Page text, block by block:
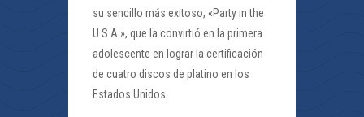
su sencillo más exitoso, «Party in the
U.S.A.», que la convirtió en la primera
adolescente en lograr la certificación
de cuatro discos de platino en los
Estados Unidos.